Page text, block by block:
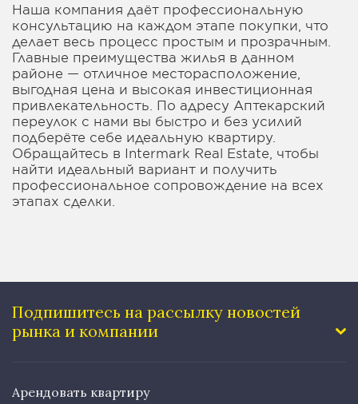
Наша компания даёт профессиональную
консультацию на каждом этапе покупки, что
делает весь процесс простым и прозрачным.
Главные преимущества жилья в данном
районе — отличное месторасположение,
выгодная цена и высокая инвестиционная
привлекательность. По адресу Аптекарский
переулок с нами вы быстро и без усилий
подберёте себе идеальную квартиру.
Обращайтесь в Intermark Real Estate, чтобы
найти идеальный вариант и получить
профессиональное сопровождение на всех
этапах сделки.
Подпишитесь на рассылку новостей
рынка и компании
Арендовать квартиру